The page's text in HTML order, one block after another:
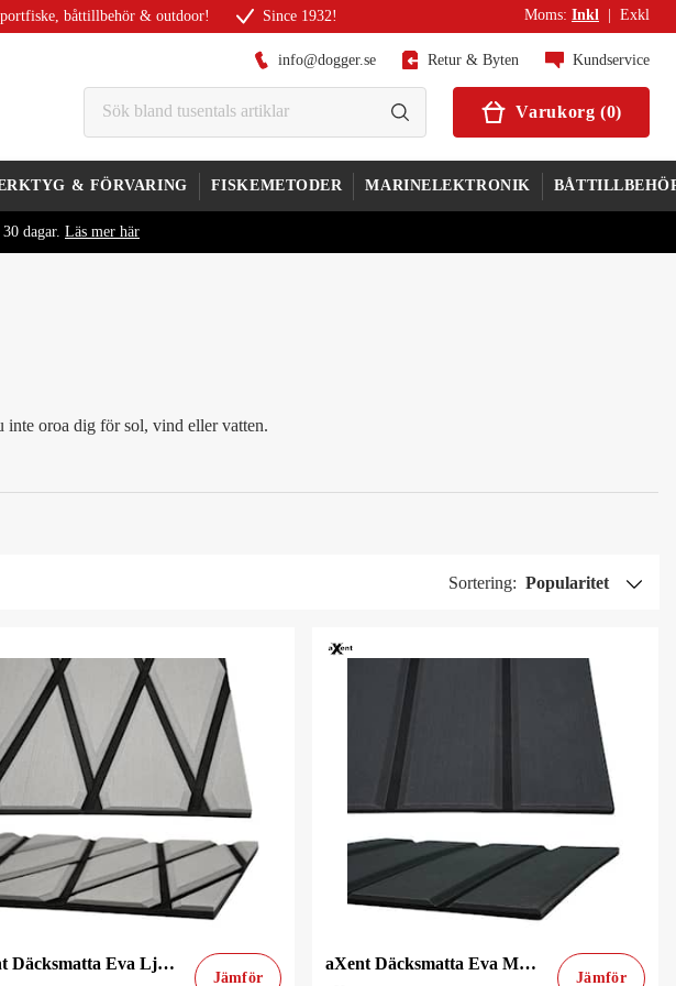
båttillbehör & outdoor! Since 1932! Moms: Inkl Exkl
info@dogger.se Retur & Byten Kundservice
Varukorg (0)
& FÖRVARING FISKEMETODER MARINELEKTRONIK
dagar. Läs mer här
inte oroa dig för sol, vind eller vatten.
Sortering: Popularitet
aXent Däcksmatta Eva Ljusgrå Diamond
Jämför
aXent Däcksmatta Eva Mörkgrå Teak
Jämför